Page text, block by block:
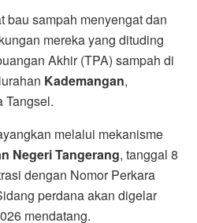
bau sampah menyengat dan
mereka yang dituding
Akhir (TPA) sampah di
Kademangan,
Tangsel.
melalui mekanisme
Negeri Tangerang, tanggal 8
dengan Nomor Perkara
perdana akan digelar
mendatang.